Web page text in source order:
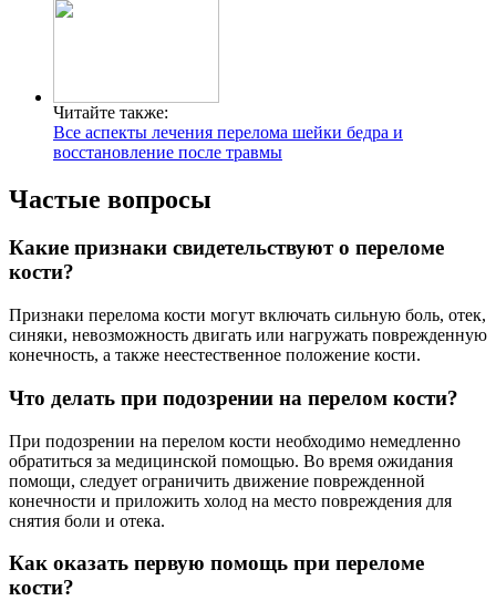
Читайте также:
Все аспекты лечения перелома шейки бедра и
восстановление после травмы
Частые вопросы
Какие признаки свидетельствуют о переломе
кости?
Признаки перелома кости могут включать сильную боль, отек,
синяки, невозможность двигать или нагружать поврежденную
конечность, а также неестественное положение кости.
Что делать при подозрении на перелом кости?
При подозрении на перелом кости необходимо немедленно
обратиться за медицинской помощью. Во время ожидания
помощи, следует ограничить движение поврежденной
конечности и приложить холод на место повреждения для
снятия боли и отека.
Как оказать первую помощь при переломе
кости?